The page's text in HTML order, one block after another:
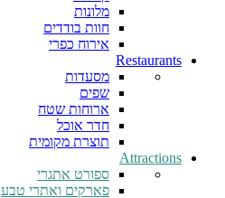
מלונות
חוות בודדים
אירוח כפרי
Restaurants
מסעדות
שפים
ארוחות שטח
חדר אוכל
תוצרת מקומית
Attractions
ספורט אתגרי
פארקים ואתרי טבע